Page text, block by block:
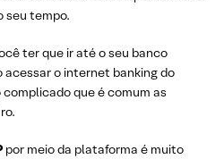
seu tempo.
ter que ir até o seu banco
o internet banking do
que é comum as
por meio da plataforma é muito